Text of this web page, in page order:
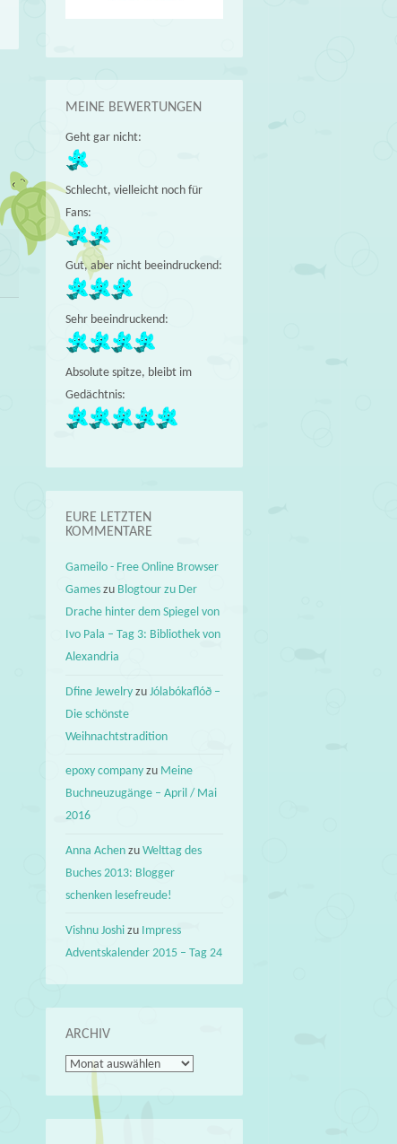
MEINE BEWERTUNGEN
Geht gar nicht:
Schlecht, vielleicht noch für
Fans:
Gut, aber nicht beeindruckend:
Sehr beeindruckend:
Absolute spitze, bleibt im
Gedächtnis:
EURE LETZTEN
KOMMENTARE
Gameilo - Free Online Browser
Games zu Blogtour zu Der
Drache hinter dem Spiegel von
Ivo Pala – Tag 3: Bibliothek von
Alexandria
Dfine Jewelry zuJólabókaflóð –
Die schönste
Weihnachtstradition
epoxy company zu Meine
Buchneuzugänge – April / Mai
2016
Anna Achen zuWelttag des
Buches 2013: Blogger
schenken lesefreude!
Vishnu Joshi zu Impress
Adventskalender 2015 – Tag 24
ARCHIV
Archiv